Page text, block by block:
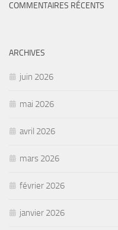
COMMENTAIRES RÉCENTS
ARCHIVES
juin 2026
mai 2026
avril 2026
mars 2026
février 2026
janvier 2026